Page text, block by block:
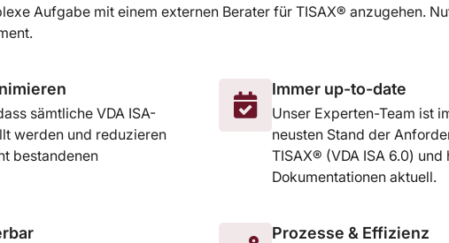
Aufgabe mit einem externen Berater für TISAX® anzugehen.
sämtliche VDA ISA-
werden und reduzieren
bestandenen
Immer up-to-date
Unser Experten-Team ist
neusten Stand der
TISAX® (VDA ISA 6.0) und
Dokumentationen aktuell.
Prozesse & Effizienz